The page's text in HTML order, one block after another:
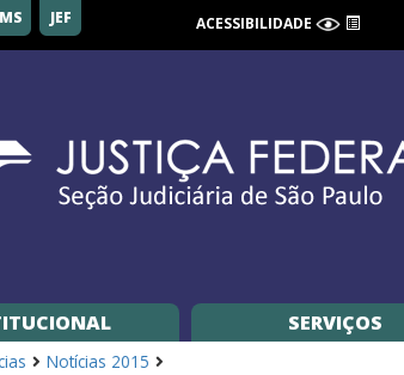
MS JEF ACESSIBILIDADE
SERVIÇOS
Notícias 2015